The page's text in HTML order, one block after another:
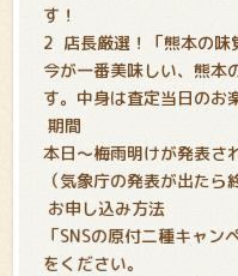
す！
2 店長厳選！「熊本の味
今が一番美味しい、熊本
す。中身は査定当日のお
期間
本日〜梅雨明けが発表さ
（気象庁の発表が出たら
お申し込み方法
「SNSの原付二種キャ
をください。